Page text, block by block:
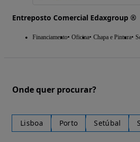
Entreposto Comercial Edaxgroup ®
Financiamento Oficina Chapa e Pintura
Onde quer procurar?
Lisboa Porto Setúbal